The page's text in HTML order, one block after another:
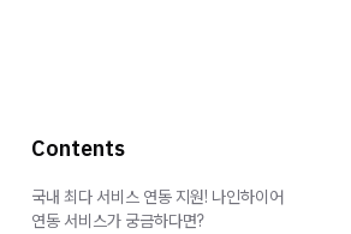
Contents
국내 최다 서비스 연동 지원! 나인하이어
연동 서비스가 궁금하다면?